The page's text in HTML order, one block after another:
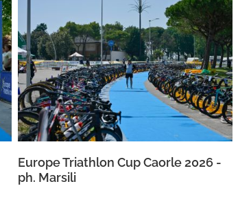
Europe Triathlon Cup Caorle 2026 -
ph. Marsili